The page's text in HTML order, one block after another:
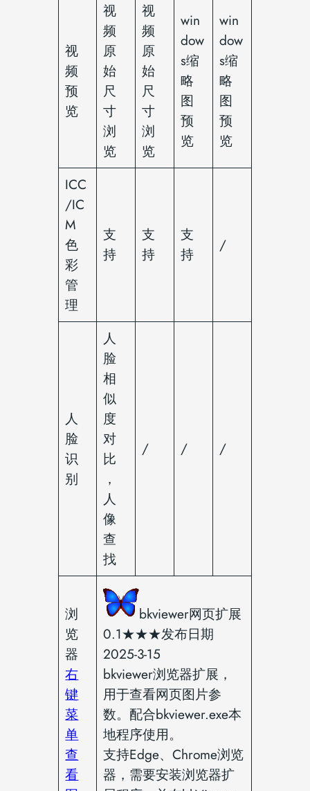
视
频
预
览
视
频
原
始
尺
寸
浏
览
视
频
原
始
尺
寸
浏
览
win
dow
s缩
略
图
预
览
win
dow
s缩
略
图
预
览
ICC
/IC
M
色
彩
管
理
支
持
支
持
支
持
/
人
脸
识
别
人
脸
相
似
度
对
比
，
人
像
查
找
/ / /
浏
览
器
右
键
菜
单
查
看
bkviewer网页扩展
0.1★★★发布日期
2025-3-15
bkviewer浏览器扩展，
用于查看网页图片参
数。配合bkviewer.exe本
地程序使用。
支持Edge、Chrome浏览
器，需要安装浏览器扩